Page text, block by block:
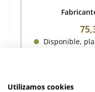
Disponible,
Utilizamos cookies